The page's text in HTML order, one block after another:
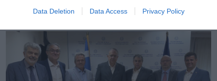
Data Deletion Data Access Privacy Policy
Πώς αμείβονται όσοι εργαστούν τον
Δεκαπενταύγουστο